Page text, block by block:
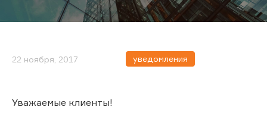
22 ноября, 2017 уведомления
Уважаемые клиенты!